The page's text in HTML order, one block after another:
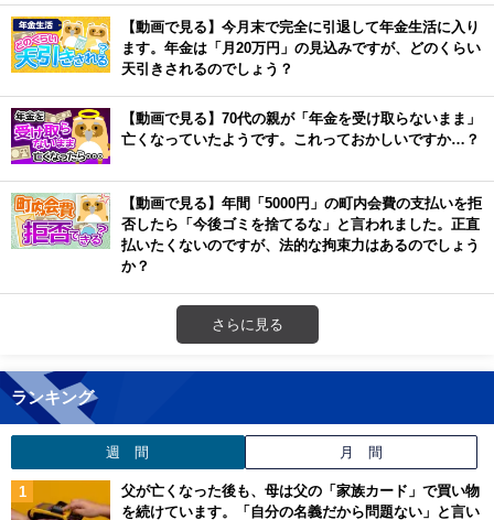
【動画で見る】今月末で完全に引退して年金生活に入り
ます。年金は「月20万円」の見込みですが、どのくらい
天引きされるのでしょう？
【動画で見る】70代の親が「年金を受け取らないまま」
亡くなっていたようです。これっておかしいですか…？
【動画で見る】年間「5000円」の町内会費の支払いを拒
否したら「今後ゴミを捨てるな」と言われました。正直
払いたくないのですが、法的な拘束力はあるのでしょう
か？
さらに見る
ランキング
週 間 月 間
父が亡くなった後も、母は父の「家族カード」で買い物
を続けています。「自分の名義だから問題ない」と言い